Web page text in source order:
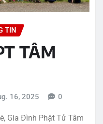
TIN
TÂM
16, 2025 0
Gia Đình Phật Tử Tâm